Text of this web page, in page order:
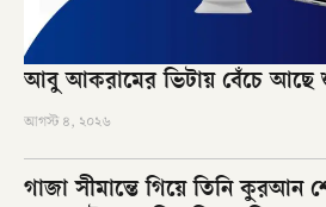
আবু আকরামের ভিটায় বেঁচে আছে
আগস্ট ৪, ২০২৬
গাজা সীমান্তে গিয়ে তিনি